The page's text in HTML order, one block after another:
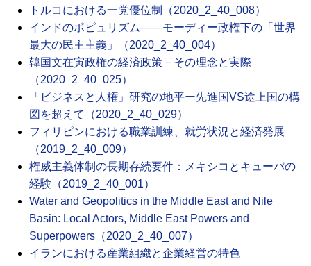
トルコにおける一党優位制（2020_2_40_008）
インドのポピュリズム――モーディー政権下の「世界
最大の民主主義」（2020_2_40_004）
韓国文在寅政権の経済政策－その理念と実際
（2020_2_40_025）
「ビジネスと人権」研究の地平ー先進国VS途上国の構
図を超えて（2020_2_40_029）
フィリピンにおける職業訓練、就労状況と経済発展
（2019_2_40_009）
権威主義体制の長期存続要件：メキシコとキューバの
経験（2019_2_40_001）
Water and Geopolitics in the Middle East and Nile
Basin: Local Actors, Middle East Powers and
Superpowers（2020_2_40_007）
イランにおける産業組織と企業経営の特色